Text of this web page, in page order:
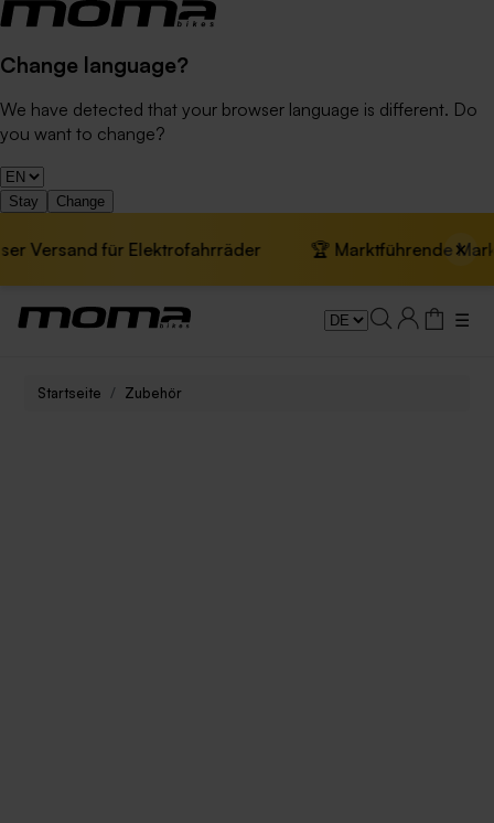
Change language?
We have detected that your browser language is different. Do
you want to change?
Stay Change
für Elektrofahrräder 🏆 Marktführende Marke
×
☰
Startseite Zubehör